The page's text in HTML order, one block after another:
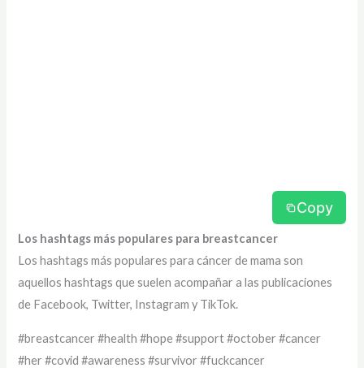
Copy
Los hashtags más populares para breastcancer
Los hashtags más populares para cáncer de mama son
aquellos hashtags que suelen acompañar a las publicaciones
de Facebook, Twitter, Instagram y TikTok.
#breastcancer #health #hope #support #october #cancer
#her #covid #awareness #survivor #fuckcancer